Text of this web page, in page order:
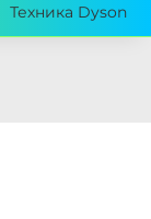
Техника Dyson